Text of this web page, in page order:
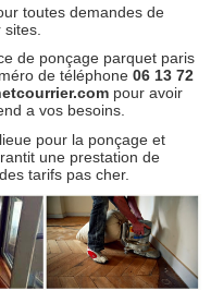
toutes demandes de
de ponçage parquet paris
de téléphone 06 13 72
pour avoir
a vos besoins.
pour la ponçage et
une prestation de
tarifs pas cher.